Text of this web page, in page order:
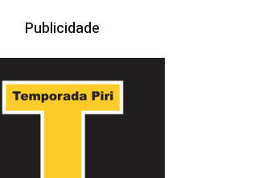
Publicidade